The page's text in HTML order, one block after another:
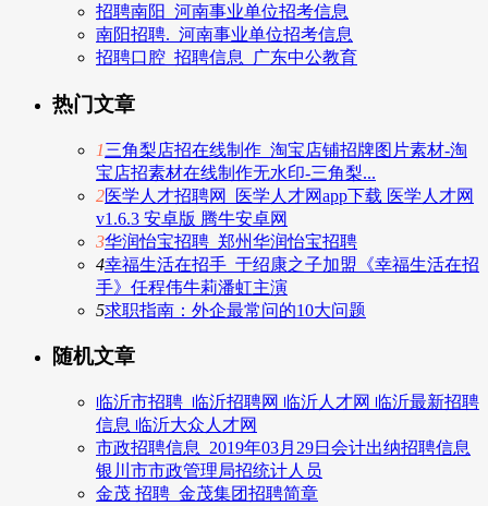
招聘南阳_河南事业单位招考信息
南阳招聘._河南事业单位招考信息
招聘口腔_招聘信息_广东中公教育
热门文章
1三角梨店招在线制作_淘宝店铺招牌图片素材-淘
宝店招素材在线制作无水印-三角梨...
2医学人才招聘网_医学人才网app下载 医学人才网
v1.6.3 安卓版 腾牛安卓网
3华润怡宝招聘_郑州华润怡宝招聘
4幸福生活在招手_于绍康之子加盟《幸福生活在招
手》任程伟牛莉潘虹主演
5求职指南：外企最常问的10大问题
随机文章
临沂市招聘_临沂招聘网 临沂人才网 临沂最新招聘
信息 临沂大众人才网
市政招聘信息_2019年03月29日会计出纳招聘信息
银川市市政管理局招统计人员
金茂 招聘_金茂集团招聘简章